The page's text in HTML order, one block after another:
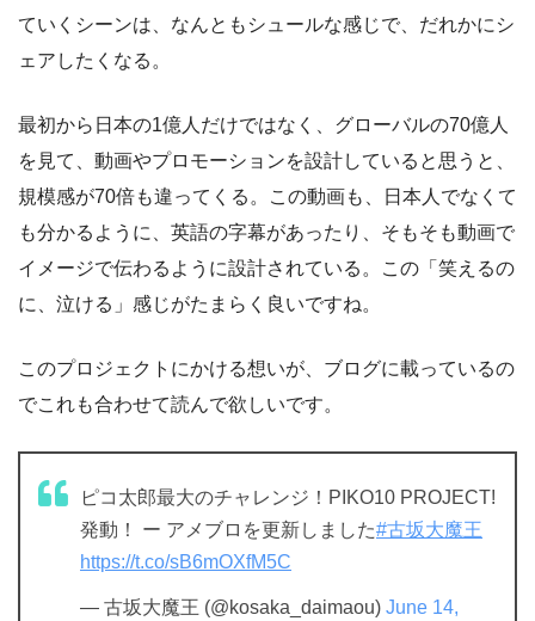
ていくシーンは、なんともシュールな感じで、だれかにシ
ェアしたくなる。
最初から日本の1億人だけではなく、グローバルの70億人
を見て、動画やプロモーションを設計していると思うと、
規模感が70倍も違ってくる。この動画も、日本人でなくて
も分かるように、英語の字幕があったり、そもそも動画で
イメージで伝わるように設計されている。この「笑えるの
に、泣ける」感じがたまらく良いですね。
このプロジェクトにかける想いが、ブログに載っているの
でこれも合わせて読んで欲しいです。
ピコ太郎最大のチャレンジ！PIKO10 PROJECT!
発動！ ー アメブロを更新しました#古坂大魔王
https://t.co/sB6mOXfM5C
— 古坂大魔王 (@kosaka_daimaou) June 14,